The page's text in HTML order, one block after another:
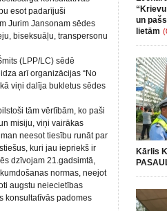
esot padarījuši
Jurim Jansonam sēdes
biseksuāļu, transpersonu
(LPP/LC) sēdē
arī organizācijas “No
viņi dalīja bukletus sēdes
tām vērtībām, ko paši
misiju, viņi vairākas
neesot tiesību runāt par
kuri jau iepriekš ir
dzīvojam 21.gadsimtā,
normas, neejot
augstu neiecietības
konsultatīvās padomes
un
lietām
Kārlis